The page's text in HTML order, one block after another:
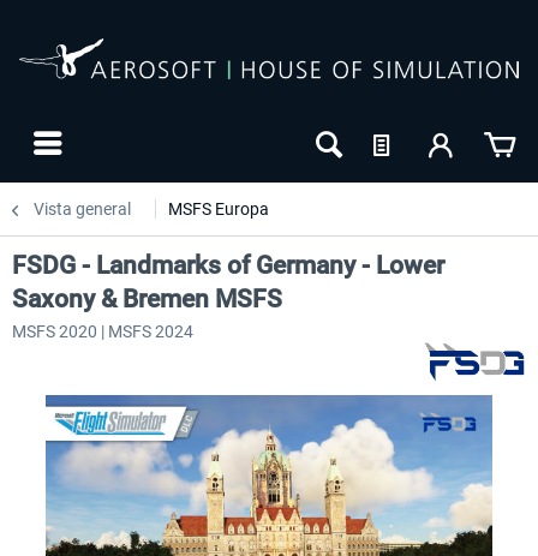
Vista general MSFS Europa
FSDG - Landmarks of Germany - Lower
Saxony & Bremen MSFS
MSFS 2020 | MSFS 2024